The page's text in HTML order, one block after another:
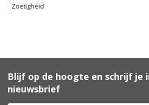
Zoetigheid
Blijf op de hoogte en schrijf je
nieuwsbrief